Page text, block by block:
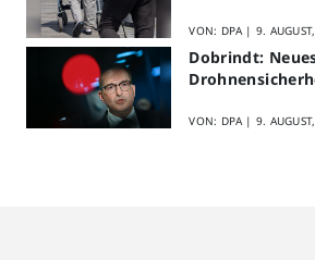
VON: DPA | 9.
Dobrindt:
VON: DPA | 9.